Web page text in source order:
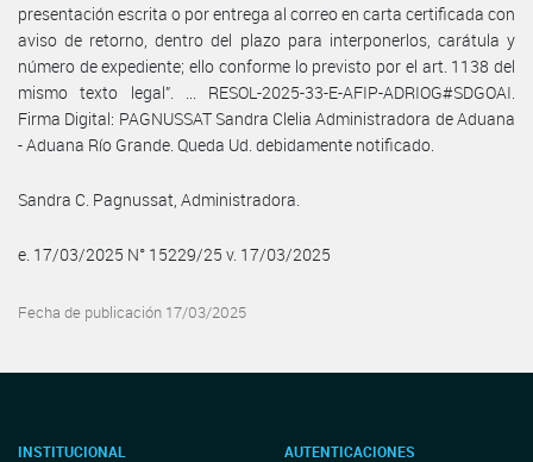
presentación escrita o por entrega al correo en carta certificada con
aviso de retorno, dentro del plazo para interponerlos, carátula y
número de expediente; ello conforme lo previsto por el art. 1138 del
mismo texto legal”. ... RESOL-2025-33-E-AFIP-ADRIOG#SDGOAI.
Firma Digital: PAGNUSSAT Sandra Clelia Administradora de Aduana
- Aduana Río Grande. Queda Ud. debidamente notificado.
Sandra C. Pagnussat, Administradora.
e. 17/03/2025 N° 15229/25 v. 17/03/2025
Fecha de publicación 17/03/2025
INSTITUCIONAL AUTENTICACIONES